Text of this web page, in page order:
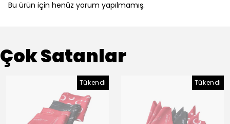
Bu ürün için henüz yorum yapılmamış.
Çok Satanlar
Tükendi Tükendi